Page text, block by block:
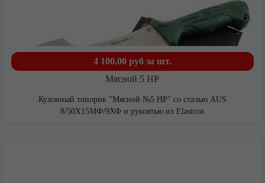
О компании
4 100,00 руб за шт.
Мясной 5 НР
Кухонный топорик "Мясной №5 НР" со сталью AUS
8/50Х15МФ/9ХФ и рукоятью из Elastron